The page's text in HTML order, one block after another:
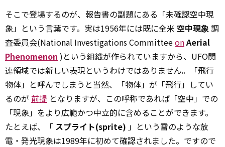
そこで登場するのが、報告書の副題にある「未確認空中現
象」という言葉です。実は1956年には既に全米 空中現象 調
査委員会(National Investigations CommitteeonAerial
Phenomenon )という組織が作られていますから、UFO関
連領域では新しい表現というわけではありません。「飛行
物体」と呼んでしまうと当然、「物体」が「飛行」してい
るのが 前提 となりますが、この呼称であれば「空中」での
「現象」をより広範かつ中立的に含めることができます。
たとえば、「 スプライト(sprite) 」という雷のような放
電・発光現象は1989年に初めて確認されました。ですので